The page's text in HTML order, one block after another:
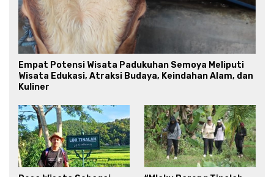
Empat Potensi Wisata Padukuhan Semoya Meliputi
Wisata Edukasi, Atraksi Budaya, Keindahan Alam, dan
Kuliner